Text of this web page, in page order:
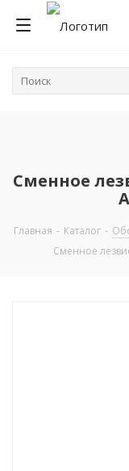
Сменное
Главная - Каталог -
Сменное